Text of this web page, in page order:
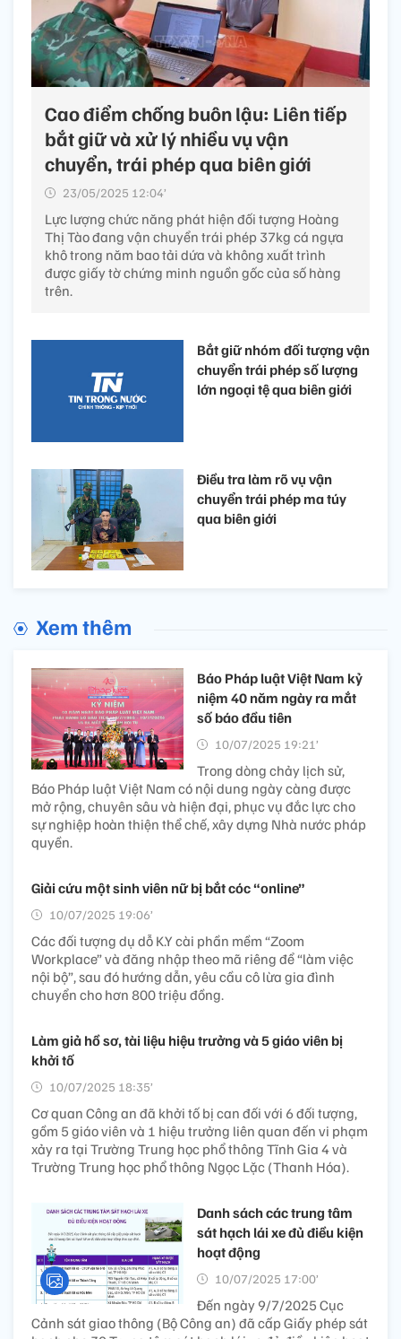
Cao điểm chống buôn lậu: Liên tiếp
bắt giữ và xử lý nhiều vụ vận
chuyển, trái phép qua biên giới
23/05/2025 12:04’
Lực lượng chức năng phát hiện đối tượng Hoàng
Thị Tào đang vận chuyển trái phép 37kg cá ngựa
khô trong năm bao tải dứa và không xuất trình
được giấy tờ chứng minh nguồn gốc của số hàng
trên.
Bắt giữ nhóm đối tượng vận
chuyển trái phép số lượng
lớn ngoại tệ qua biên giới
Điều tra làm rõ vụ vận
chuyển trái phép ma túy
qua biên giới
Xem thêm
Báo Pháp luật Việt Nam kỷ
niệm 40 năm ngày ra mắt
số báo đầu tiên
10/07/2025 19:21’
Trong dòng chảy lịch sử,
Báo Pháp luật Việt Nam có nội dung ngày càng được
mở rộng, chuyên sâu và hiện đại, phục vụ đắc lực cho
sự nghiệp hoàn thiện thể chế, xây dựng Nhà nước pháp
quyền.
Giải cứu một sinh viên nữ bị bắt cóc “online”
10/07/2025 19:06’
Các đối tượng dụ dỗ K.Y cài phần mềm “Zoom
Workplace” và đăng nhập theo mã riêng để “làm việc
nội bộ”, sau đó hướng dẫn, yêu cầu cô lừa gia đình
chuyển cho hơn 800 triệu đồng.
Làm giả hồ sơ, tài liệu hiệu trưởng và 5 giáo viên bị
khởi tố
10/07/2025 18:35’
Cơ quan Công an đã khởi tố bị can đối với 6 đối tượng,
gồm 5 giáo viên và 1 hiệu trưởng liên quan đến vi phạm
xảy ra tại Trường Trung học phổ thông Tĩnh Gia 4 và
Trường Trung học phổ thông Ngọc Lặc (Thanh Hóa).
Danh sách các trung tâm
sát hạch lái xe đủ điều kiện
hoạt động
10/07/2025 17:00’
Đến ngày 9/7/2025 Cục
Cảnh sát giao thông (Bộ Công an) đã cấp Giấy phép sát